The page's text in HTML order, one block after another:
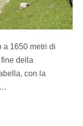
a 1650 metri di
della
con la
…